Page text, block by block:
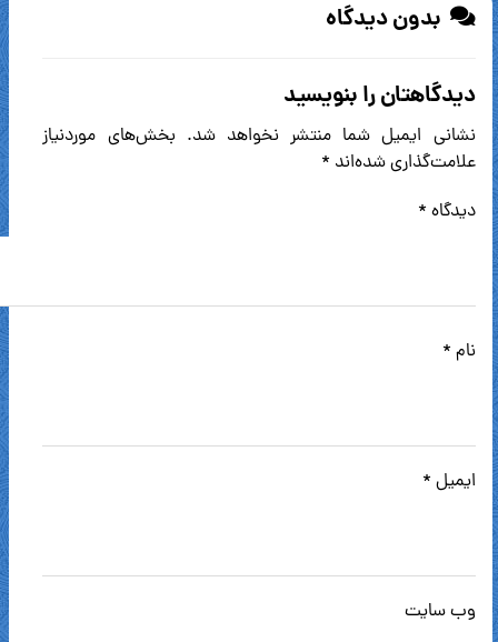
بدون دیدگاه
دیدگاهتان را بنویسید
نشانی ایمیل شما منتشر نخواهد شد. بخش‌های موردنیاز
علامت‌گذاری شده‌اند *
دیدگاه *
نام *
ایمیل *
وب‌ سایت